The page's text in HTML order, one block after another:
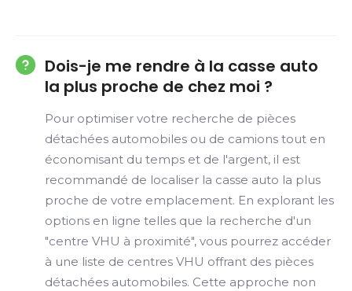
Dois-je me rendre à la casse auto
la plus proche de chez moi ?
Pour optimiser votre recherche de pièces
détachées automobiles ou de camions tout en
économisant du temps et de l'argent, il est
recommandé de localiser la casse auto la plus
proche de votre emplacement. En explorant les
options en ligne telles que la recherche d'un
"centre VHU à proximité", vous pourrez accéder
à une liste de centres VHU offrant des pièces
détachées automobiles. Cette approche non